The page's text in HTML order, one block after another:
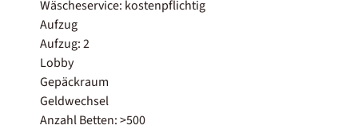
Wäscheservice: kostenpflichtig
Aufzug
Aufzug: 2
Lobby
Gepäckraum
Geldwechsel
Anzahl Betten: >500